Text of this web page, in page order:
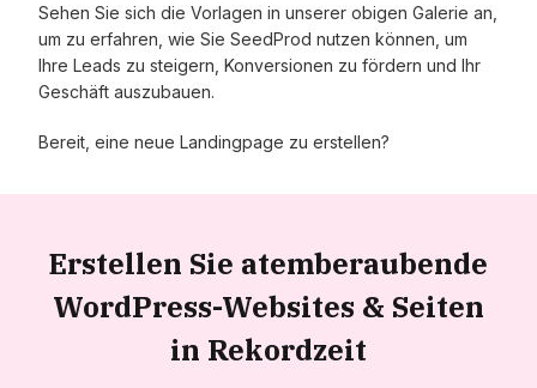
Sehen Sie sich die Vorlagen in unserer obigen Galerie an,
um zu erfahren, wie Sie SeedProd nutzen können, um
Ihre Leads zu steigern, Konversionen zu fördern und Ihr
Geschäft auszubauen.
Bereit, eine neue Landingpage zu erstellen?
Erstellen Sie atemberaubende
WordPress-Websites & Seiten
in Rekordzeit